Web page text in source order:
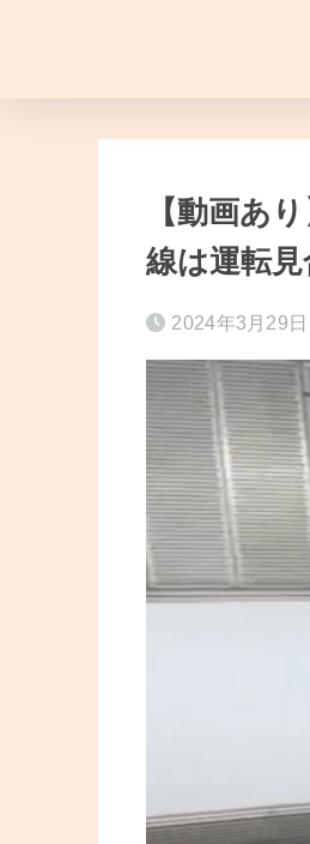
【動画あ
線は運転
2024年3月29日